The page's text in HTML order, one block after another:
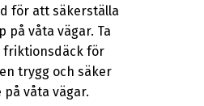
för att säkerställa
på våta vägar. Ta
friktionsdäck för
trygg och säker
på våta vägar.